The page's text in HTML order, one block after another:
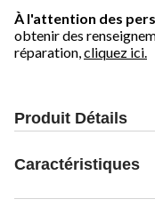
À l'attention des
obtenir des
réparation,cliquez ici.
Produit Détails
Caractéristiques